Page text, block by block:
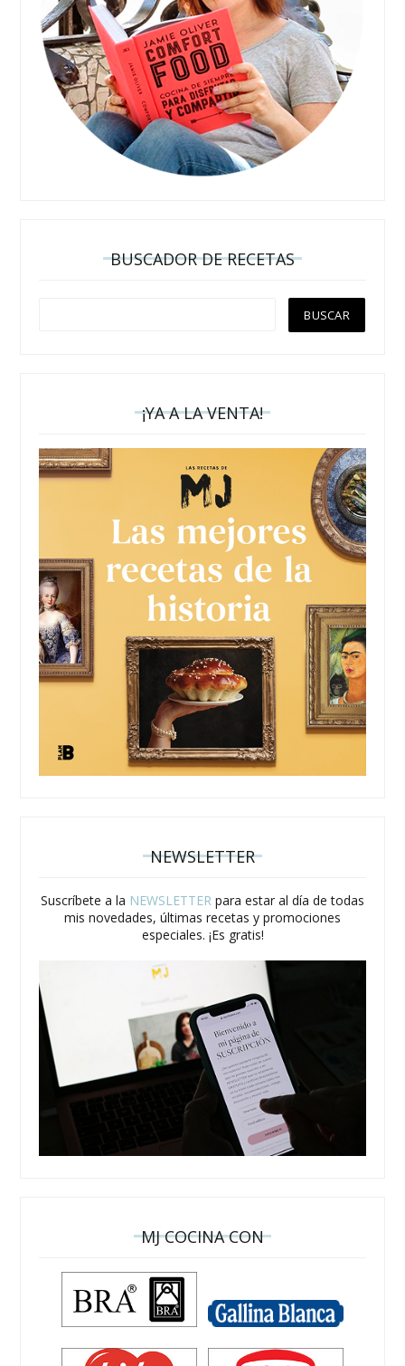
BUSCADOR DE RECETAS
¡YA A LA VENTA!
NEWSLETTER
Suscríbete a la NEWSLETTER para estar al día de todas
mis novedades, últimas recetas y promociones
especiales. ¡Es gratis!
MJ COCINA CON